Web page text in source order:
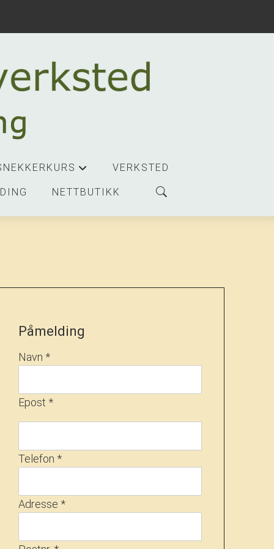
VERKSTED
NETTBUTIKK
Påmelding
Navn *
Epost *
Telefon *
Adresse *